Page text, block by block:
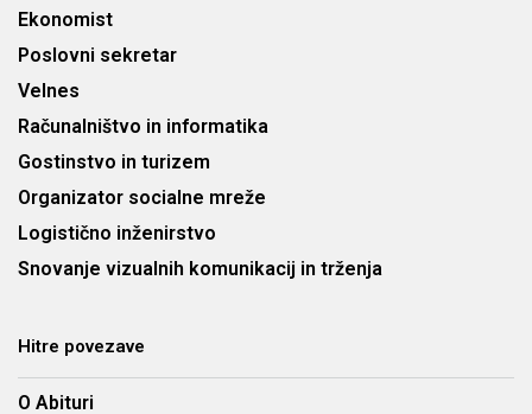
Ekonomist
Poslovni sekretar
Velnes
Računalništvo in informatika
Gostinstvo in turizem
Organizator socialne mreže
Logistično inženirstvo
Snovanje vizualnih komunikacij in trženja
Hitre povezave
O Abituri